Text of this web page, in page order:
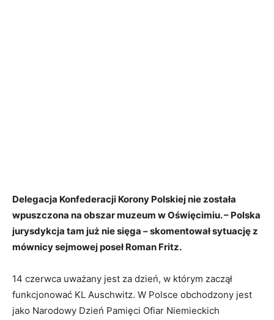
Delegacja Konfederacji Korony Polskiej nie została
wpuszczona na obszar muzeum w Oświęcimiu. – Polska
jurysdykcja tam już nie sięga – skomentował sytuację z
mównicy sejmowej poseł Roman Fritz.
14 czerwca uważany jest za dzień, w którym zaczął
funkcjonować KL Auschwitz. W Polsce obchodzony jest
jako Narodowy Dzień Pamięci Ofiar Niemieckich